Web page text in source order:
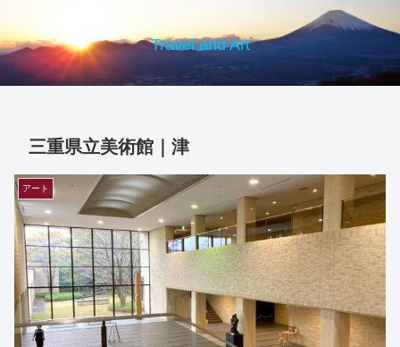
Travel and Art
三重県立美術館｜津
アート